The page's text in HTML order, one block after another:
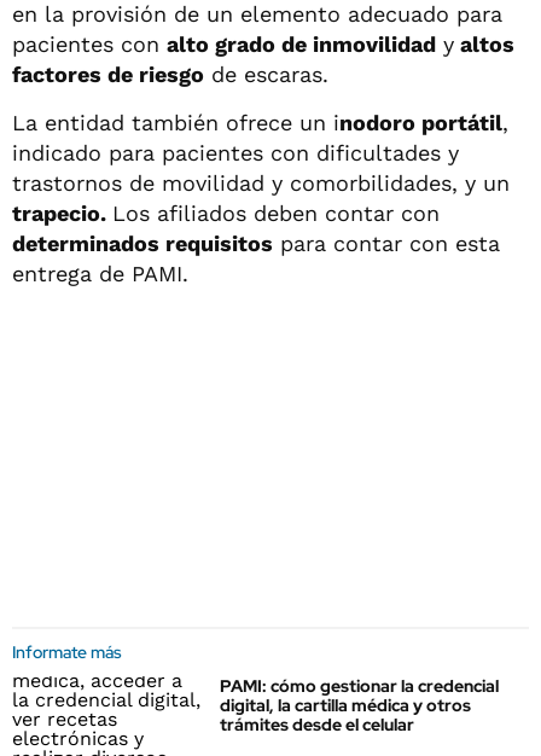
en la provisión de un elemento adecuado para
pacientes con alto grado de inmovilidad y altos
factores de riesgo de escaras.
La entidad también ofrece un inodoro portátil,
indicado para pacientes con dificultades y
trastornos de movilidad y comorbilidades, y un
trapecio. Los afiliados deben contar con
determinados requisitos para contar con esta
entrega de PAMI.
Informate más
PAMI: cómo gestionar la credencial
digital, la cartilla médica y otros
trámites desde el celular